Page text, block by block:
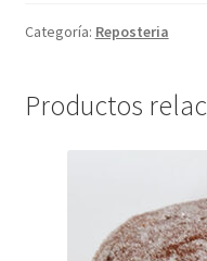
Categoría: Reposteria
Productos